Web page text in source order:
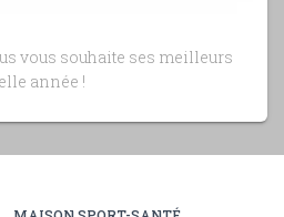
vous souhaite ses meilleurs
année !